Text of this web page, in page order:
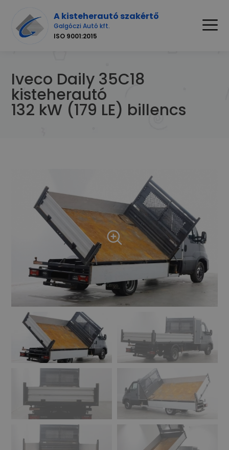
A kisteherautó szakértő
Galgóczi Autó kft.
ISO 9001:2015
Iveco Daily 35C18
kisteherautó
132 kW (179 LE) billencs